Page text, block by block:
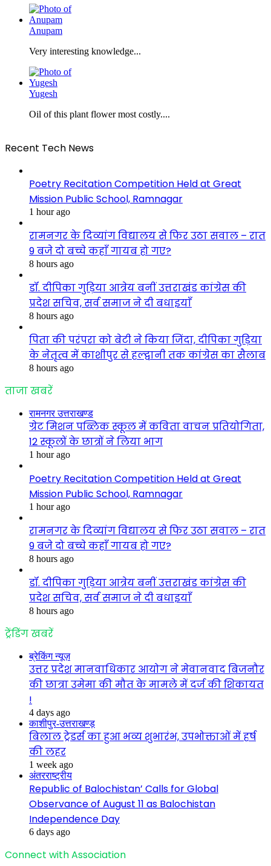
Anupam
Very interesting knowledge...
Yugesh
Oil of this plant flower most costly....
Recent Tech News
Poetry Recitation Competition Held at Great
Mission Public School, Ramnagar
1 hour ago
रामनगर के दिव्यांग विद्यालय से फिर उठा सवाल – रात
9 बजे दो बच्चे कहाँ गायब हो गए?
8 hours ago
डॉ. दीपिका गुड़िया आत्रेय बनीं उत्तराखंड कांग्रेस की
प्रदेश सचिव, सर्व समाज ने दी बधाइयाँ
8 hours ago
पिता की परंपरा को बेटी ने किया जिंदा, दीपिका गुड़िया
के नेतृत्व में काशीपुर से हल्द्वानी तक कांग्रेस का सैलाब
8 hours ago
ताजा खबरें
रामनगर उत्तराखण्ड
ग्रेट मिशन पब्लिक स्कूल में कविता वाचन प्रतियोगिता,
12 स्कूलों के छात्रों ने लिया भाग
1 hour ago
Poetry Recitation Competition Held at Great
Mission Public School, Ramnagar
1 hour ago
रामनगर के दिव्यांग विद्यालय से फिर उठा सवाल – रात
9 बजे दो बच्चे कहाँ गायब हो गए?
8 hours ago
डॉ. दीपिका गुड़िया आत्रेय बनीं उत्तराखंड कांग्रेस की
प्रदेश सचिव, सर्व समाज ने दी बधाइयाँ
8 hours ago
ट्रेंडिंग खबरें
ब्रेकिंग न्यूज़
उत्तर प्रदेश मानवाधिकार आयोग ने मेवानवाद बिजनौर
की छात्रा उमेमा की मौत के मामले में दर्ज की शिकायत
!
4 days ago
काशीपुर-उत्तराखण्ड़
बिलाल ट्रेडर्स का हुआ भव्य शुभारंभ, उपभोक्ताओं में हर्ष
की लहर
1 week ago
अंतरराष्ट्रीय
Republic of Balochistan’ Calls for Global
Observance of August 11 as Balochistan
Independence Day
6 days ago
Connect with Association